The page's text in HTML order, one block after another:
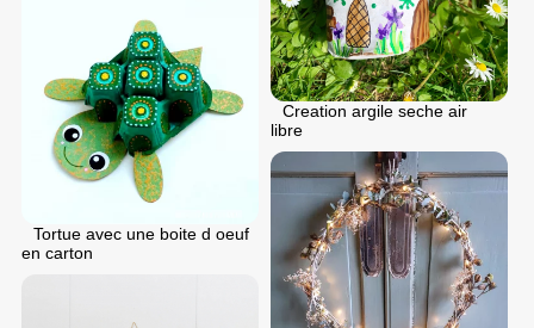
Creation argile seche air
libre
Tortue avec une boite d oeuf
en carton